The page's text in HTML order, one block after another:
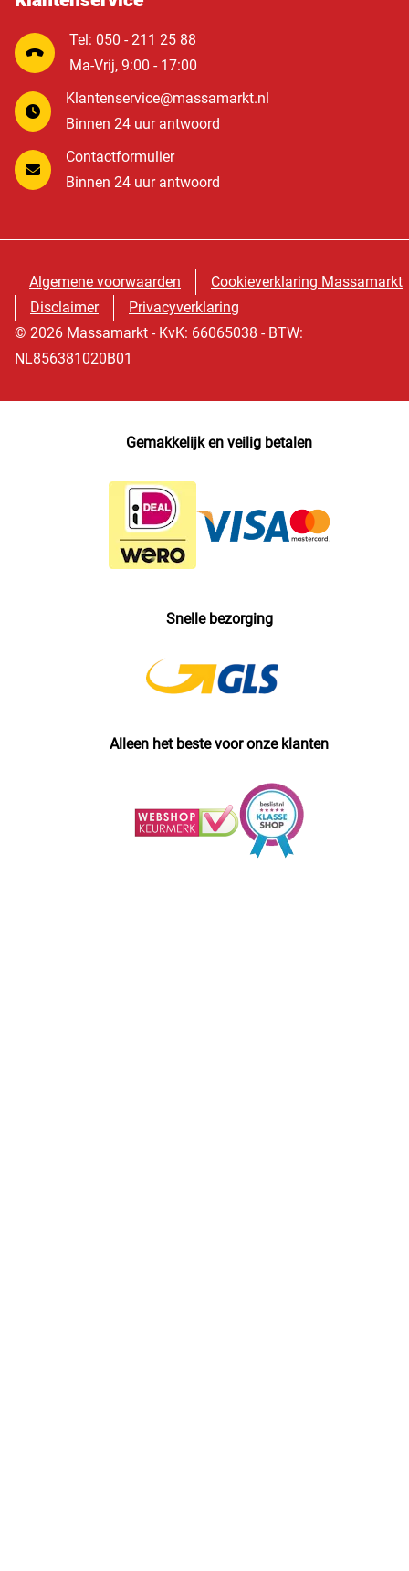
Tel: 050 - 211 25 88
Ma-Vrij, 9:00 - 17:00
Klantenservice@massamarkt.nl
Binnen 24 uur antwoord
Contactformulier
Binnen 24 uur antwoord
Algemene voorwaarden
Cookieverklaring Massamarkt
Disclaimer
Privacyverklaring
© 2026 Massamarkt - KvK: 66065038 - BTW:
NL856381020B01
Gemakkelijk en veilig betalen
Snelle bezorging
Alleen het beste voor onze klanten